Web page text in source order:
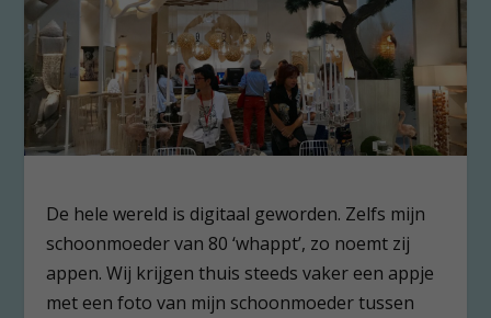
De hele wereld is digitaal geworden. Zelfs mijn
schoonmoeder van 80 ‘whappt’, zo noemt zij
appen. Wij krijgen thuis steeds vaker een appje
met een foto van mijn schoonmoeder tussen